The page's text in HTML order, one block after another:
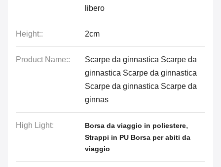
libero
Height:: 2cm
Product Name::
Scarpe da ginnastica Scarpe da
ginnastica Scarpe da ginnastica
Scarpe da ginnastica Scarpe da
ginnas
High Light: Borsa da viaggio in poliestere,
Strappi in PU Borsa per abiti da
viaggio